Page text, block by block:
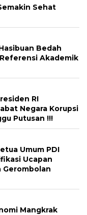
Sehat
Bedah
Akademik
RI
Negara Korupsi
Putusan !!!
Umum PDI
Ucapan
Gerombolan
Mangkrak